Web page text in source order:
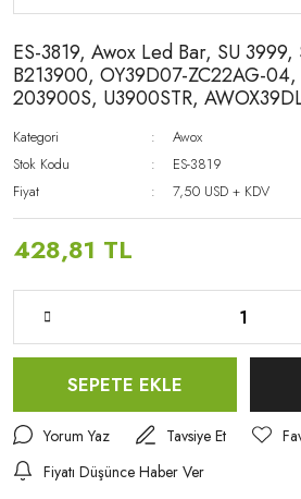
ES-3819, Awox Led Bar, SU
B213900, OY39D07-ZC22AG-
203900S, U3900STR,
Kategori
Awox
Stok Kodu
ES-3819
Fiyat
7,50 USD + KDV
428,81 TL
SEPETE EKLE
Yorum Yaz
Tavsiye Et
Fiyatı Düşünce Haber Ver